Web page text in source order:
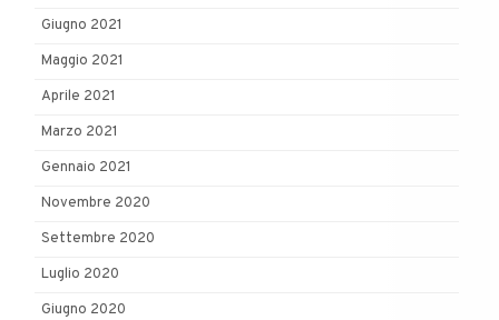
Giugno 2021
Maggio 2021
Aprile 2021
Marzo 2021
Gennaio 2021
Novembre 2020
Settembre 2020
Luglio 2020
Giugno 2020